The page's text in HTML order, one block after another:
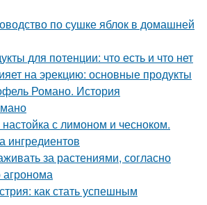
по сушке яблок в домашней
для потенции: что есть и что нет
на эрекцию: основные продукты
Романо. История
с лимоном и чесноком.
ингредиентов
за растениями, согласно
агронома
как стать успешным